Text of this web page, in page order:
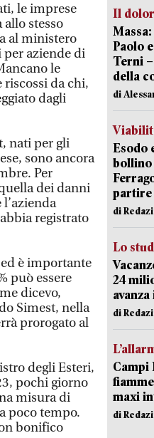
le imprese
allo stesso
al ministero
aziende di
le
riscossi da chi,
dagli
nati per gli
sono ancora
Per
dei danni
registrato
è importante
può essere
dicevo,
Simest, nella
prorogato al
degli Esteri,
pochi giorno
misura di
poco tempo.
bonifico
Il
Paolo
Terni
della
di
Esodo
bollino
partire
di
Lo
24
di
Campi
maxi
di